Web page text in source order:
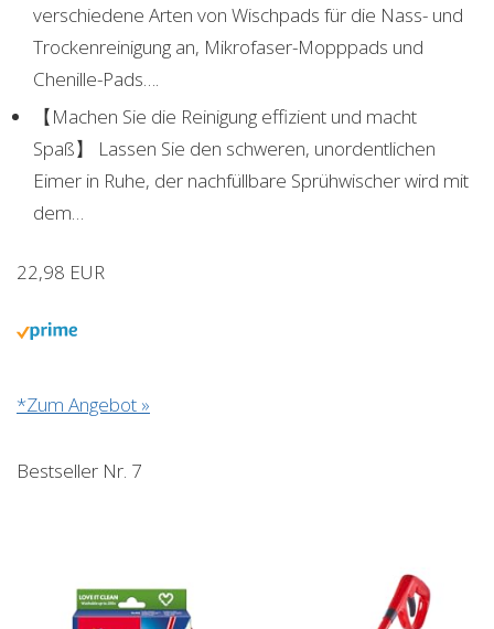
verschiedene Arten von Wischpads für die Nass- und
Trockenreinigung an, Mikrofaser-Mopppads und
Chenille-Pads….
【Machen Sie die Reinigung effizient und macht
Spaß】 Lassen Sie den schweren, unordentlichen
Eimer in Ruhe, der nachfüllbare Sprühwischer wird mit
dem…
22,98 EUR
*Zum Angebot »
Bestseller Nr. 7